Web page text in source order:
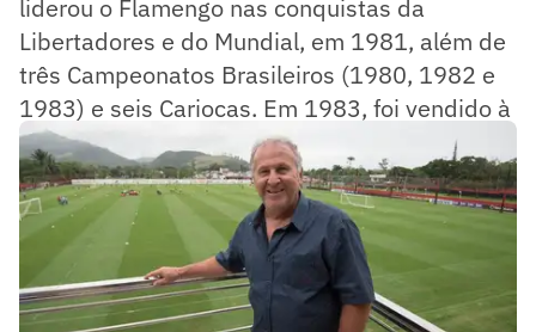
liderou o Flamengo nas conquistas da
Libertadores e do Mundial, em 1981, além de
três Campeonatos Brasileiros (1980, 1982 e
1983) e seis Cariocas. Em 1983, foi vendido à
Udinese, da Itália, por 4 milhões de dólares.